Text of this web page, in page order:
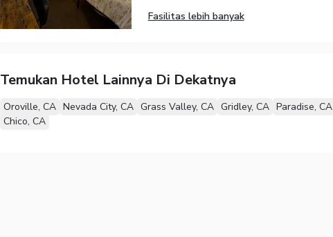
Fasilitas lebih banyak
Temukan Hotel Lainnya Di Dekatnya
Oroville, CA Nevada City, CA Grass Valley, CA Gridley, CA Paradise, CA
Chico, CA